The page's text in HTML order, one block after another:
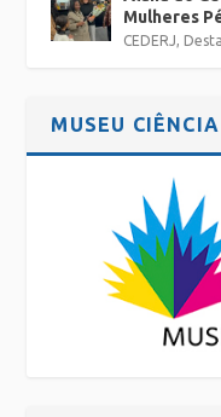
Mulheres
CEDERJ,
MUSEU